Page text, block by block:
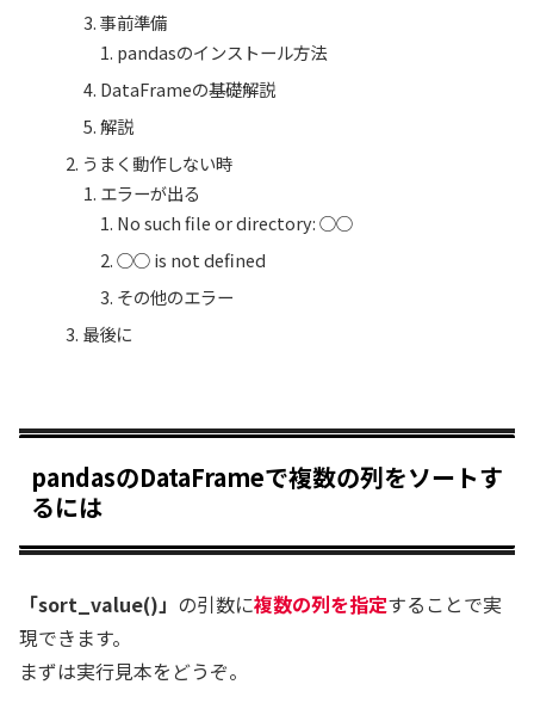
事前準備
pandasのインストール方法
DataFrameの基礎解説
解説
うまく動作しない時
エラーが出る
No such file or directory: ○○
○○ is not defined
その他のエラー
最後に
pandasのDataFrameで複数の列をソートす
るには
「sort_value()」 の引数に複数の列を指定することで実
現できます。
まずは実行見本をどうぞ。